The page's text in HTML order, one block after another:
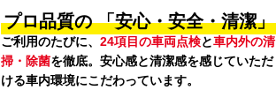
プロ品質の 「安心・安全・清潔」
ご利用のたびに、 24項目の車両点検と車内外の清
掃・除菌を徹底。安心感と清潔感を感じていただ
ける車内環境にこだわっています。